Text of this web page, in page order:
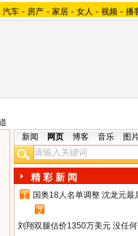
汽车 - 房产 - 家居 - 女人 - 视频 - 播
新闻 网页 博客 音乐 图
精 彩 新 闻
1
国奥18人名单调整 沈龙元
2
刘翔双腿估价1350万美元 没任